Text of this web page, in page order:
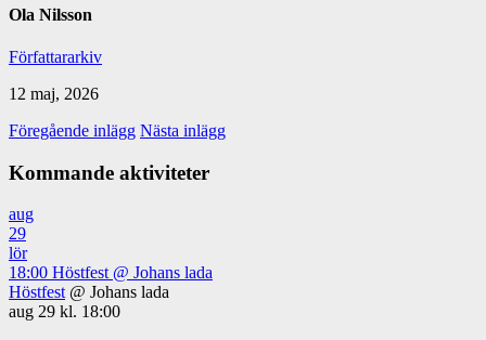
Ola Nilsson
Författararkiv
12 maj, 2026
Föregående inlägg Nästa inlägg
Kommande aktiviteter
aug
29
lör
18:00 Höstfest @ Johans lada
Höstfest @ Johans lada
aug 29 kl. 18:00